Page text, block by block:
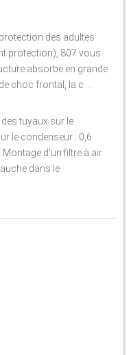
des adultes
protection), 807 vous
absorbe en grande
choc frontal, la c ...
tuyaux sur le
le condenseur : 0,6.
Montage d'un filtre à air
dans le